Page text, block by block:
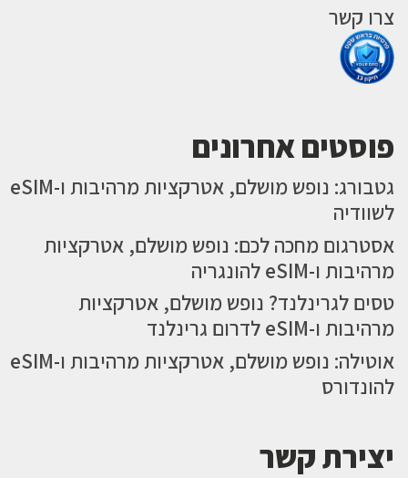
צרו קשר
פוסטים אחרונים
גטבורג: נופש מושלם, אטרקציות מרהיבות ו-eSIM
לשוודיה
אסטרגום מחכה לכם: נופש מושלם, אטרקציות
מרהיבות ו-eSIM להונגריה
טסים לגרינלנד? נופש מושלם, אטרקציות
מרהיבות ו-eSIM לדרום גרינלנד
אוטילה: נופש מושלם, אטרקציות מרהיבות ו-eSIM
להונדורס
יצירת קשר